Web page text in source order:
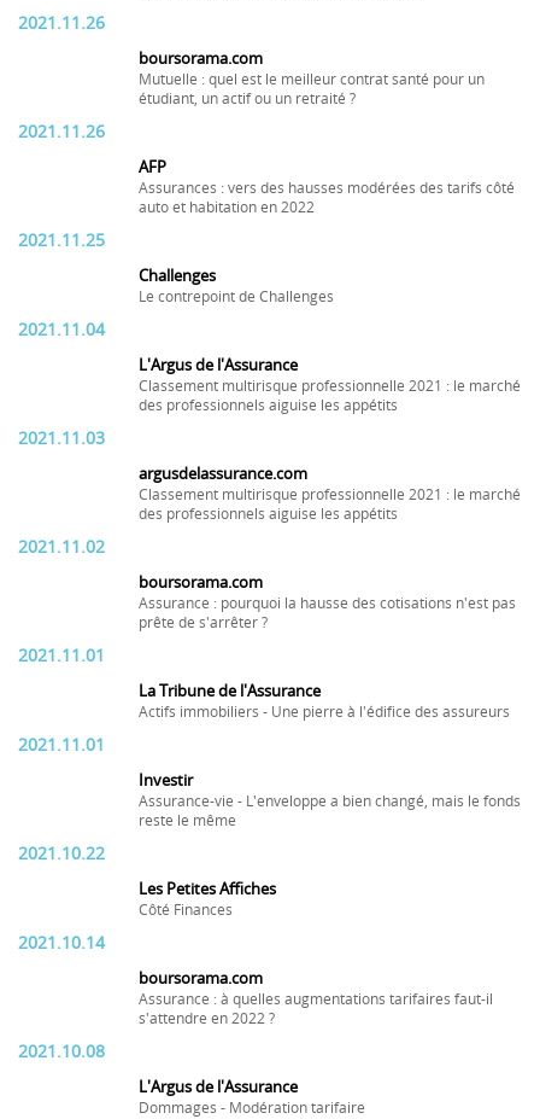
2021.11.26
boursorama.com
Mutuelle : quel est le meilleur contrat santé pour un
étudiant, un actif ou un retraité ?
2021.11.26
AFP
Assurances : vers des hausses modérées des tarifs côté
auto et habitation en 2022
2021.11.25
Challenges
Le contrepoint de Challenges
2021.11.04
L'Argus de l'Assurance
Classement multirisque professionnelle 2021 : le marché
des professionnels aiguise les appétits
2021.11.03
argusdelassurance.com
Classement multirisque professionnelle 2021 : le marché
des professionnels aiguise les appétits
2021.11.02
boursorama.com
Assurance : pourquoi la hausse des cotisations n'est pas
prête de s'arrêter ?
2021.11.01
La Tribune de l'Assurance
Actifs immobiliers - Une pierre à l'édifice des assureurs
2021.11.01
Investir
Assurance-vie - L'enveloppe a bien changé, mais le fonds
reste le même
2021.10.22
Les Petites Affiches
Côté Finances
2021.10.14
boursorama.com
Assurance : à quelles augmentations tarifaires faut-il
s'attendre en 2022 ?
2021.10.08
L'Argus de l'Assurance
Dommages - Modération tarifaire